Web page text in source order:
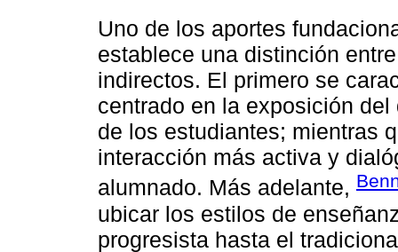
Uno de los aportes
establece una distinción
indirectos. El primero se
centrado en la exposición
de los estudiantes; mientras
interacción más activa y
alumnado. Más adelante,
ubicar los estilos de
progresista hasta el